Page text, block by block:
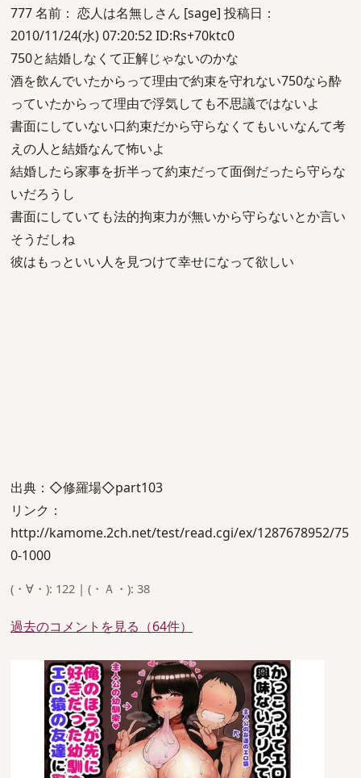
777 名前： 恋人は名無しさん [sage] 投稿日：
2010/11/24(水) 07:20:52 ID:Rs+70ktc0
750と結婚しなくて正解じゃないのかな
酒を飲んでいたからって理由で約束を守れない750なら酔
っていたからって理由で浮気しても不思議ではないよ
書面にしていない口約束だから守らなくてもいいなんて考
えの人と結婚なんて怖いよ
結婚したら家事を折半って約束だって面倒だったら守らな
いだろうし
書面にしていても法的拘束力が無いから守らないとか言い
そうだしね
彼はもっといい人を見つけて幸せになって欲しい
出典：◇修羅場◇part103
リンク：
http://kamome.2ch.net/test/read.cgi/ex/1287678952/75
0-1000
(・∀・): 122 | (・Ａ・): 38
過去のコメントを見る（64件）